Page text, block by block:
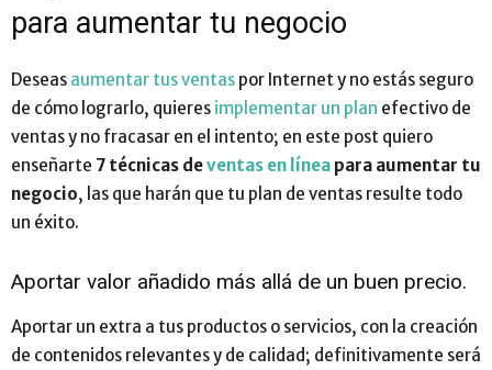
para aumentar tu negocio
Deseas aumentar tus ventas por Internet y no estás seguro
de cómo lograrlo, quieres implementar un plan efectivo de
ventas y no fracasar en el intento; en este post quiero
enseñarte 7 técnicas deventas en línea para aumentar tu
negocio, las que harán que tu plan de ventas resulte todo
un éxito.
Aportar valor añadido más allá de un buen precio.
Aportar un extra a tus productos o servicios, con la creación
de contenidos relevantes y de calidad; definitivamente será